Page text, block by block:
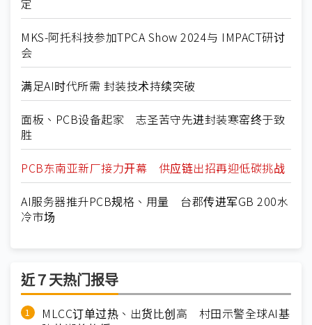
定
MKS-阿托科技参加TPCA Show 2024与 IMPACT研讨
会
满足AI时代所需 封装技术持续突破
面板、PCB设备起家 志圣苦守先进封装寒窑终于致
胜
PCB东南亚新厂接力开幕 供应链出招再迎低碳挑战
AI服务器推升PCB规格、用量 台郡传进军GB 200水
冷市场
近７天热门报导
MLCC订单过热、出货比创高 村田示警全球AI基